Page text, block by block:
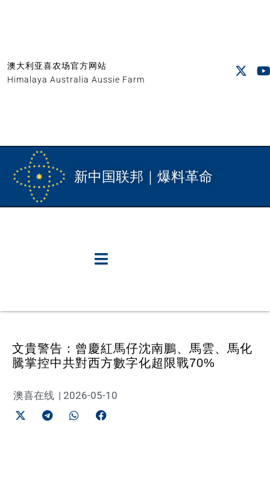
澳大利亚喜农场官方网站
Himalaya Australia Aussie Farm
新中国联邦｜爆料革命
文貴警告：曾慶紅馬仔沈南鵬、馬雲、馬化
騰掌控中共對西方數字化超限戰70%
澳喜在线 | 2026-05-10